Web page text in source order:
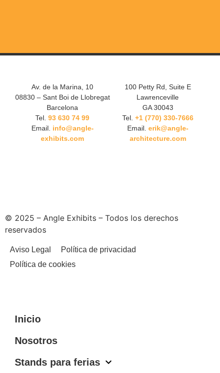
Av. de la Marina, 10
08830 – Sant Boi de Llobregat
Barcelona
Tel. 93 630 74 99
Email. info@angle-
exhibits.com
100 Petty Rd, Suite E
Lawrenceville
GA 30043
Tel. +1 (770) 330-7666
Email. erik@angle-
architecture.com
© 2025 – Angle Exhibits – Todos los derechos
reservados
Aviso Legal
Política de privacidad
Política de cookies
Inicio
Nosotros
Stands para ferias